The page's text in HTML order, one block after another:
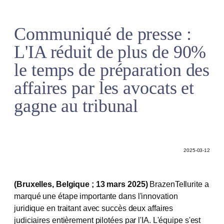
Communiqué de presse :
L'IA réduit de plus de 90%
le temps de préparation des
affaires par les avocats et
gagne au tribunal
2025-03-12
(Bruxelles, Belgique ; 13 mars 2025) BrazenTellurite a
marqué une étape importante dans l'innovation
juridique en traitant avec succès deux affaires
judiciaires entièrement pilotées par l'IA. L'équipe s'est